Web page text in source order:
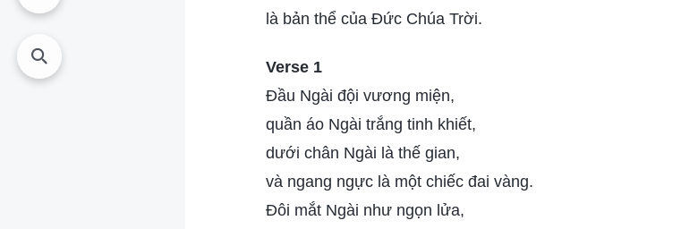
là bản thể của Đức Chúa Trời.
Verse 1
Đầu Ngài đội vương miện,
quần áo Ngài trắng tinh khiết,
dưới chân Ngài là thế gian,
và ngang ngực là một chiếc đai vàng.
Đôi mắt Ngài như ngọn lửa,